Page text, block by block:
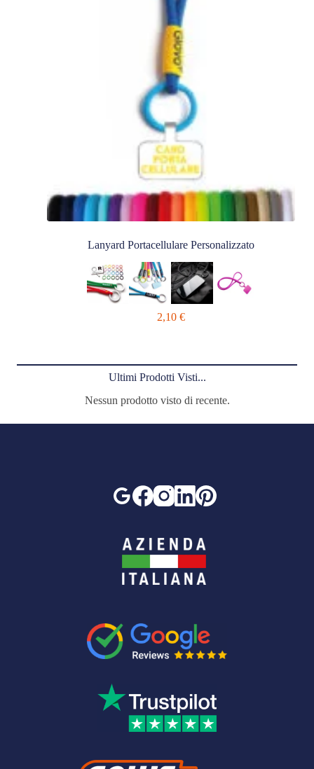
Lanyard Portacellulare Personalizzato
2,10 €
Ultimi Prodotti Visti...
Nessun prodotto visto di recente.